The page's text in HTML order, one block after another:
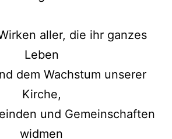
aller, die ihr ganzes
Leben
dem Wachstum unserer
Kirche,
und Gemeinschaften
widmen